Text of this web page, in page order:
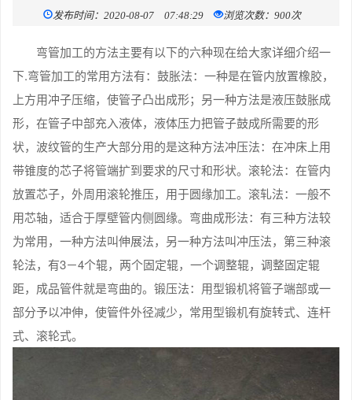
发布时间：2020-08-07 07:48:29 浏览次数：900次
弯管加工的方法主要有以下的六种现在给大家详细介绍一
下.弯管加工的常用方法有：鼓胀法：一种是在管内放置橡胶，
上方用冲子压缩，使管子凸出成形；另一种方法是液压鼓胀成
形，在管子中部充入液体，液体压力把管子鼓成所需要的形
状，波纹管的生产大部分用的是这种方法冲压法：在冲床上用
带锥度的芯子将管端扩到要求的尺寸和形状。滚轮法：在管内
放置芯子，外周用滚轮推压，用于圆缘加工。滚轧法：一般不
用芯轴，适合于厚壁管内侧圆缘。弯曲成形法：有三种方法较
为常用，一种方法叫伸展法，另一种方法叫冲压法，第三种滚
轮法，有3－4个辊，两个固定辊，一个调整辊，调整固定辊
距，成品管件就是弯曲的。锻压法：用型锻机将管子端部或一
部分予以冲伸，使管件外径减少，常用型锻机有旋转式、连杆
式、滚轮式。